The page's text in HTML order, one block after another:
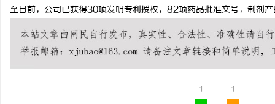
至目前，公司已获得30项发明专利授权，82项药品批准文号，制剂
1 1